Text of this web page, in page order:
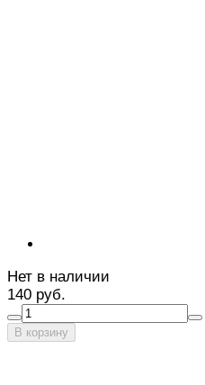
Нет в наличии
140 руб.
В корзину